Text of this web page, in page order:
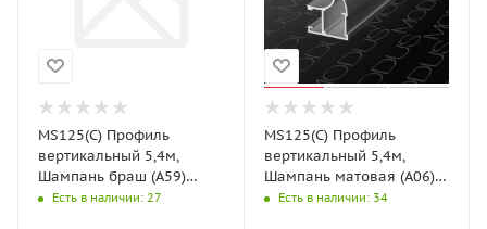
MS125(С) Профиль
вертикальный 5,4м,
Шампань браш (А59)
MODUS
Есть в наличии: 27
MS125(С) Профиль
вертикальный 5,4м,
Шампань матовая (А06)
MODUS
Есть в наличии: 34